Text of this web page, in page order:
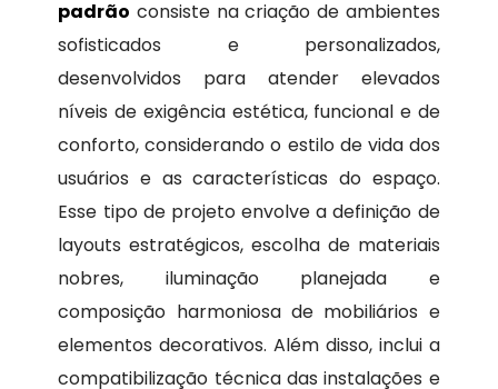
padrão consiste na criação de ambientes
sofisticados e personalizados,
desenvolvidos para atender elevados
níveis de exigência estética, funcional e de
conforto, considerando o estilo de vida dos
usuários e as características do espaço.
Esse tipo de projeto envolve a definição de
layouts estratégicos, escolha de materiais
nobres, iluminação planejada e
composição harmoniosa de mobiliários e
elementos decorativos. Além disso, inclui a
compatibilização técnica das instalações e